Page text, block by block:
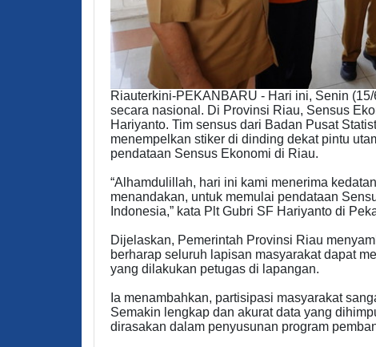
Riauterkini-PEKANBARU - Hari ini, Senin
secara nasional. Di Provinsi Riau, Sensus
Hariyanto. Tim sensus dari Badan Pusat
menempelkan stiker di dinding dekat pintu
pendataan Sensus Ekonomi di Riau.
“Alhamdulillah, hari ini kami menerima
menandakan, untuk memulai pendataan
Indonesia,” kata Plt Gubri SF Hariyanto di
Dijelaskan, Pemerintah Provinsi Riau
berharap seluruh lapisan masyarakat dapat
yang dilakukan petugas di lapangan.
Ia menambahkan, partisipasi masyarakat
Semakin lengkap dan akurat data yang
dirasakan dalam penyusunan program